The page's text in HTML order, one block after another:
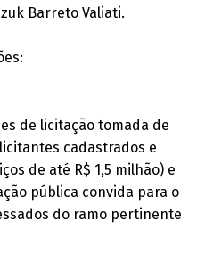
Barreto Valiati.
de licitação tomada de
cadastrados e
de até R$ 1,5 milhão) e
pública convida para o
do ramo pertinente